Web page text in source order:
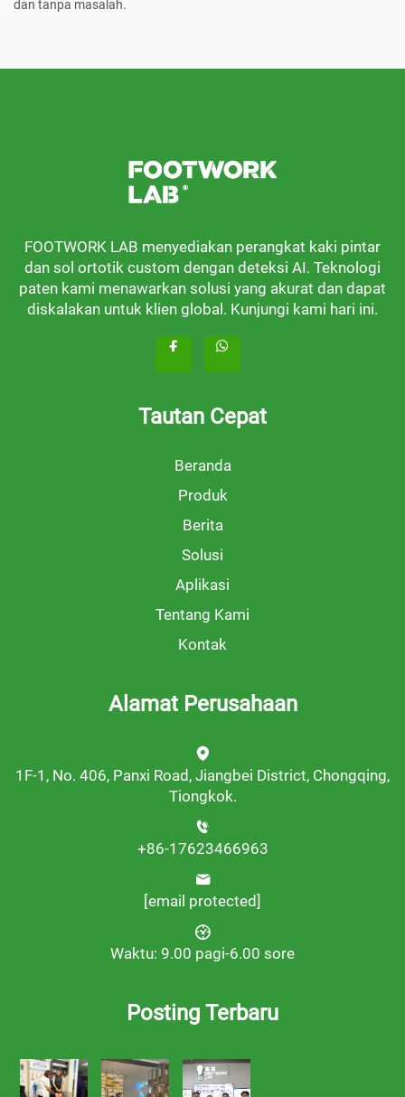
dan tanpa masalah.
FOOTWORK LAB menyediakan perangkat kaki pintar
dan sol ortotik custom dengan deteksi AI. Teknologi
paten kami menawarkan solusi yang akurat dan dapat
diskalakan untuk klien global. Kunjungi kami hari ini.
Tautan Cepat
Beranda
Produk
Berita
Solusi
Aplikasi
Tentang Kami
Kontak
Alamat Perusahaan
1F-1, No. 406, Panxi Road, Jiangbei District, Chongqing,
Tiongkok.
+86-17623466963
[email protected]
Waktu: 9.00 pagi-6.00 sore
Posting Terbaru